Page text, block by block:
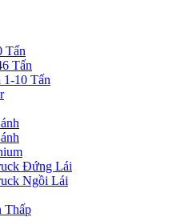
Tấn
Tấn
1-10 Tấn
Đứng Lái
Ngồi Lái
Thấp